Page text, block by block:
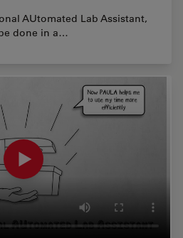
AUtomated Lab Assistant,
done in a…